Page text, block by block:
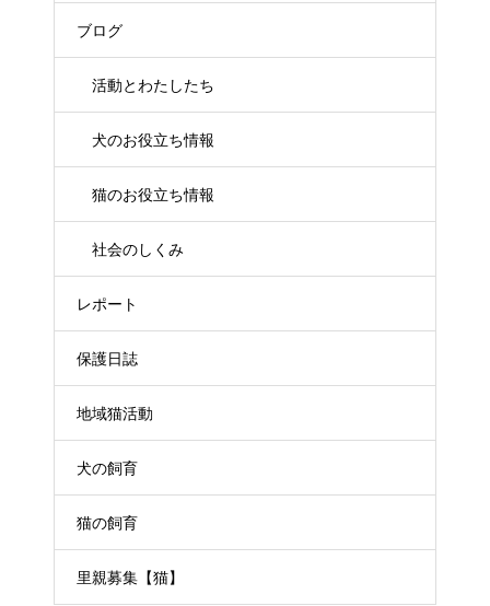
ブログ
活動とわたしたち
犬のお役立ち情報
猫のお役立ち情報
社会のしくみ
レポート
保護日誌
地域猫活動
犬の飼育
猫の飼育
里親募集【猫】